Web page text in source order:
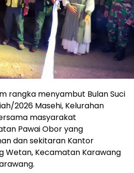
rangka menyambut Bulan Suci
2026 Masehi, Kelurahan
masyarakat
Pawai Obor yang
dan sekitaran Kantor
Wetan, Kecamatan Karawang